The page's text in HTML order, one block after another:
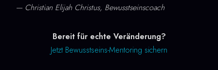
— Christian Elijah Christus, Bewusstseinscoach
Bereit für echte Veränderung?
Jetzt Bewusstseins-Mentoring sichern